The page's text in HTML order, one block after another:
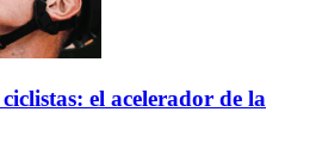
el acelerador de la